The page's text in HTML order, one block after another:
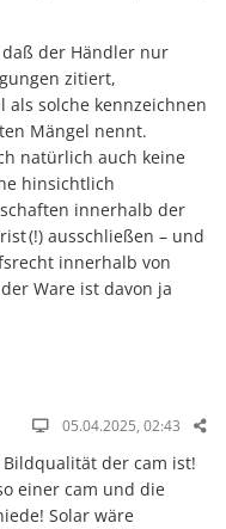
der Händler nur
zitiert,
als solche kennzeichnen
Mängel nennt.
natürlich auch keine
hin­sicht­lich
innerhalb der
(!) ausschließen – und
innerhalb von
Ware ist davon ja
05.04.2025, 02:43
der cam ist!
einer cam und die
Solar wäre